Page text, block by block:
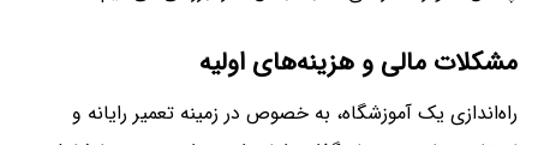
مشکلات مالی و هزینه‌های اولیه
راه‌اندازی یک آموزشگاه، به خصوص در زمینه تعمیر رایانه و